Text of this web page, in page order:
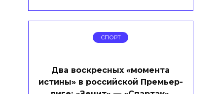
СПОРТ
Два воскресных «момента
истины» в российской Премьер-